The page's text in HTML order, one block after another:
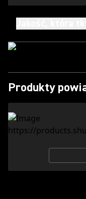
Produkty